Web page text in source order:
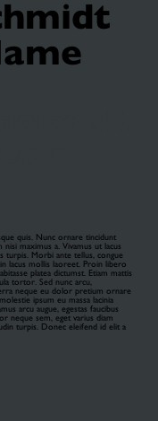
quis. Nunc ornare tincidunt
maximus a. Vivamus ut lacus
turpis. Morbi ante tellus, congue
lacus mollis laoreet. Proin libero
platea dictumst. Etiam mattis
tortor. Sed nunc arcu,
neque eu dolor pretium ornare
ipsum eu massa lacinia
arcu augue, egestas faucibus
neque sem, eget varius diam
turpis. Donec eleifend id elit a